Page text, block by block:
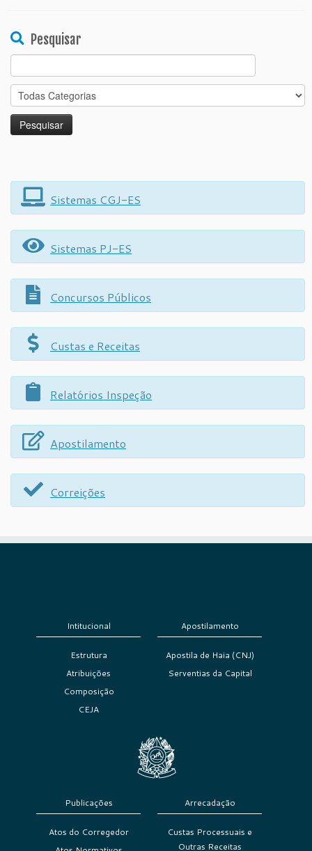
Pesquisar
Search
for:
Sistemas CGJ-ES
Sistemas PJ-ES
Concursos Públicos
Custas e Receitas
Relatórios Inspeção
Apostilamento
Correições
Intitucional
Estrutura
Atribuições
Composição
CEJA
Apostilamento
Apostila de Haia (CNJ)
Serventias da Capital
Publicações
Atos do Corregedor
Arrecadação
Custas Processuais e
Outras Receitas